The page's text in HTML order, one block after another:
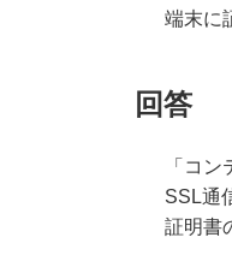
端末に
回答
「コ
SSL通
証明書